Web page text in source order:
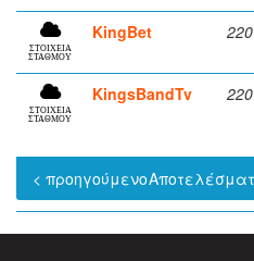
ΣΤΟΙΧΕΙΑ
ΣΤΑΘΜΟΥ
KingBet
ΣΤΟΙΧΕΙΑ
ΣΤΑΘΜΟΥ
KingsBandTv
< προηγούμενο